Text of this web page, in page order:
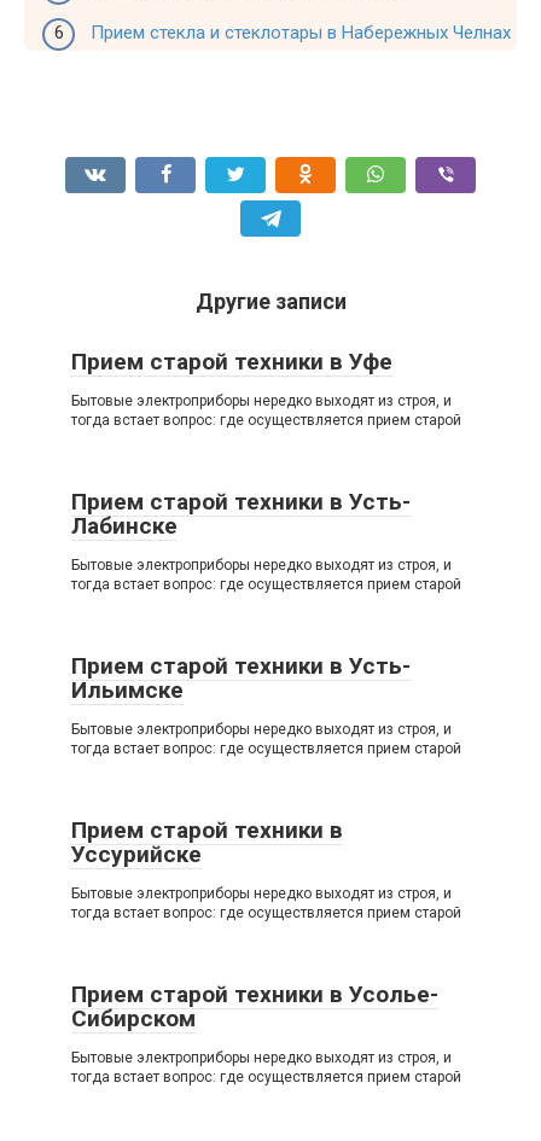
Прием стекла и стеклотары в Набережных Челнах
Другие записи
Прием старой техники в Уфе
Бытовые электроприборы нередко выходят из строя, и
тогда встает вопрос: где осуществляется прием старой
Прием старой техники в Усть-
Лабинске
Бытовые электроприборы нередко выходят из строя, и
тогда встает вопрос: где осуществляется прием старой
Прием старой техники в Усть-
Ильимске
Бытовые электроприборы нередко выходят из строя, и
тогда встает вопрос: где осуществляется прием старой
Прием старой техники в
Уссурийске
Бытовые электроприборы нередко выходят из строя, и
тогда встает вопрос: где осуществляется прием старой
Прием старой техники в Усолье-
Сибирском
Бытовые электроприборы нередко выходят из строя, и
тогда встает вопрос: где осуществляется прием старой